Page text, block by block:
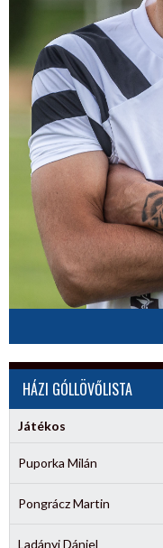
HÁZI GÓLLÖVŐLISTA
Játékos
Puporka Milán
Pongrácz Martin
Ladányi Dániel